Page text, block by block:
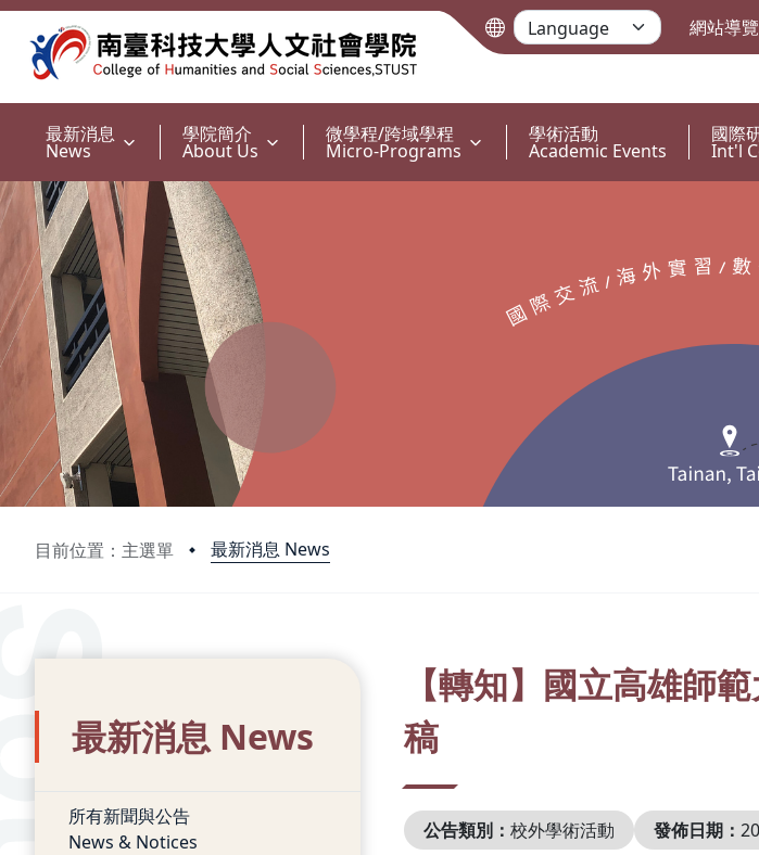
網站導覽
最新消息
News
學院簡介
About Us
微學程/跨域學程
Micro-Programs
學術活動
Academic Events
國際
Int'l
目前位置：主選單 最新消息 News
:::
最新消息 News
所有新聞與公告
News & Notices
【轉知】國立高雄師
稿
公告類別： 校外學術活動 發佈日期：